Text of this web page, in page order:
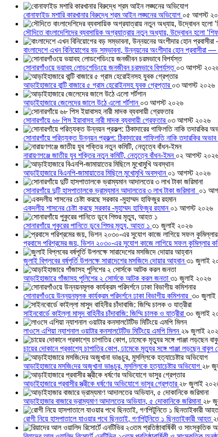
বোনাফাইড মশারি কারখানার বিরুদ্ধে শ্রম আইন লঙ্ঘনের অভিযোগ ০৫ আগস্ট
সৌদিতে বাংলাদেশিদের ব্যবসায়িক অগ্রযাত্রায় নতুন অধ্যায়, উদ্বোধন হলো ‘শিফা
বাংলাদেশে এখন বিনিয়োগের বড় সম্ভাবনা, উন্নয়নের অংশীদার হোন প্রবাসীরা
সোনারগাঁওয়ে ভয়াবহ লোডশেডিংয়ে জনজীবন চরমভাবে বিপর্যস্ত ০৩ আগস্ট
আড়াইহাজারে বান্টি বাজারে ৫ গ্রাম হেরোইনসহ যুবক গ্রেপ্তার ০৩ আগস্ট ২০২৬
আড়াইহাজারে জেলেদের জালে উঠে এলো শর্টগান ০৩ আগস্ট ২০২৬
সোনারগাঁয়ে ৬৮ পিস ইয়াবাসহ নারী মাদক ব্যবসায়ী গ্রেফতার ০৩ আগস্ট ২০২৬
সোনারগাঁয়ে পরিত্যক্ত উন্নয়ন প্রকল্প: ঠিকাদারের গাফিলতি নাকি তদারকির অভাব
নারায়ণগঞ্জে জাতীয় যুব শক্তির নতুন কমিটি, নেতৃত্বে বাঁধন-ইমন ০২ আগস্ট
আড়াইহাজারে বিএনপি-জামায়াতের মিছিলে মুখোমুখি অবস্থান ০১ আগস্ট ২০২৬
সোনারগাঁয়ে দুটি হাসপাতালকে ভ্রাম্যমান আদালতের ৩ লাখ টাকা জরিমানা ০১
একদলীয় শাসনের চেষ্টা করছে সরকার -মুহাম্মদ হাফিজুর রহমান ০১ আগস্ট ২০২৬
সোনারগাঁয়ে পুকুরের পানিতে ডুবে শিশুর মৃত্যু, আহত ১ ৩১ জুলাই ২০২৬
প্রবাসে পরিশ্রমের জয়, ভিশন ২০৩০-এর সুযোগ কাজে লাগিয়ে সফল কুমিল্লার
জুলাই বিপ্লবের বর্ষপূর্তি উপলক্ষে সারাদেশের মসজিদে দোয়ার আহ্বান৩১ জুলাই
আড়াইহাজারে গাঁজাসহ পুলিশের ২ সোর্সকে আটক করল জনতা ৩১ জুলাই ২০২৬
সোনারগাঁওয়ে উন্নয়নমূলক কার্যক্রম পরিদর্শনে ঢাকা বিভাগীয় কমিশনার ৩০ জুলাই
সাইনবোর্ডে কাইল্লা মাসুদ বাহিনীর চাঁদাবাজি: জিম্মি চালক ও যাত্রীরা ৩০ জুলাই
লাওসে এশিয়া ন্যাশনাল ওয়াটার কনসালটেটিভ মিটিংয়ে এমপি মিলন ২৯ জুলাই
চায়ের দোকানে প্রকাশ্যে চাপাতির কোপ, ঢামেকে মৃত্যুর সঙ্গে পাঞ্জা লড়ছেন বাবুল
আড়াইহাজারে মস‌জি‌দের অজুখানা ভাঙচুর, মুসল্লিকে হত্যাচেষ্টার অভিযোগ ২৮
আড়াইহাজারে প্রবাসীর স্ত্রীকে ধর্ষণের অভিযোগে ভাসুর গ্রেপ্তার ২৮ জুলাই
আড়াইহাজার বাজারে ভ্রাম্যমাণ আদালতের অভিযান, ৫ দোকানিকে জরিমানা ২৮
রোগী নিয়ে হাসপাতালে যাওয়ার পথে ছিনতাই, গণপিটুনিতে ১ ছিনতাইকারী আহত